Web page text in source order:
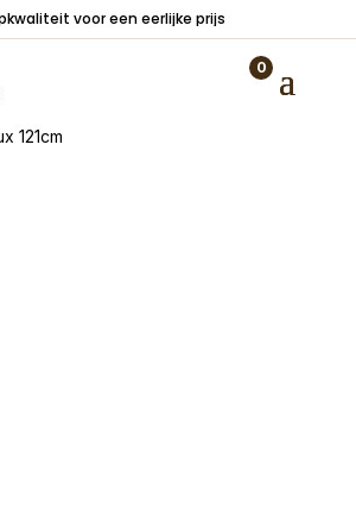
voor een eerlijke prijs
0
121cm